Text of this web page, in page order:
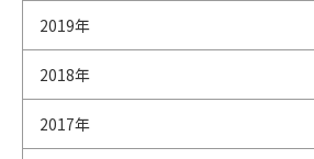
2019年
2018年
2017年